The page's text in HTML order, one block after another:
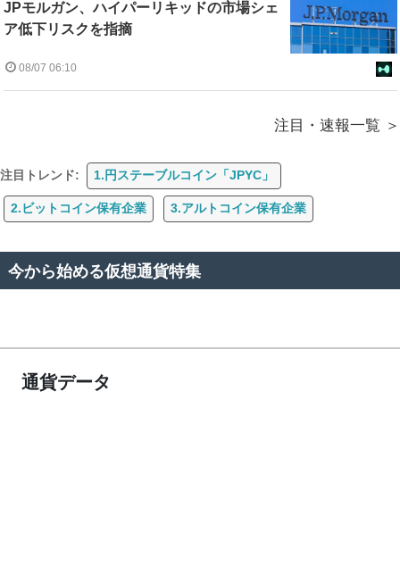
JPモルガン、ハイパーリキッドの市場シェ
ア低下リスクを指摘
08/07 06:10
注目・速報一覧
注目トレンド: 1.円ステーブルコイン「JPYC」
2.ビットコイン保有企業 3.アルトコイン保有企業
今から始める仮想通貨特集
通貨データ